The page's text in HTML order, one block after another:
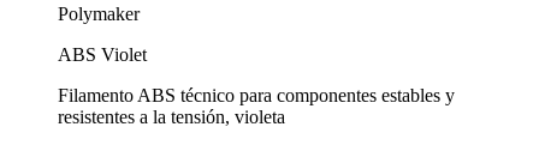
Polymaker
ABS Violet
Filamento ABS técnico para componentes estables y
resistentes a la tensión, violeta